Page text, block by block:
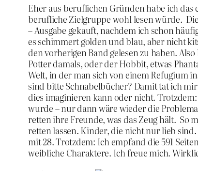
Eher aus beruflichen Gründen habe ich das
berufliche Zielgruppe wohl lesen würde.
– Ausgabe gekauft, nachdem ich schon
es schimmert golden und blau, aber nicht
den vorherigen Band gelesen zu haben.
Potter damals, oder der Hobbit, etwas
Welt, in der man sich von einem Refugium
sind bitte Schnabelbücher? Damit tat ich mir
dies imaginieren kann oder nicht.
wurde – nur dann wäre wieder die
retten ihre Freunde, was das Zeug hält. So
retten lassen. Kinder, die nicht nur lieb
mit 28. Trotzdem: Ich empfand die 591
weibliche Charaktere. Ich freue mich.